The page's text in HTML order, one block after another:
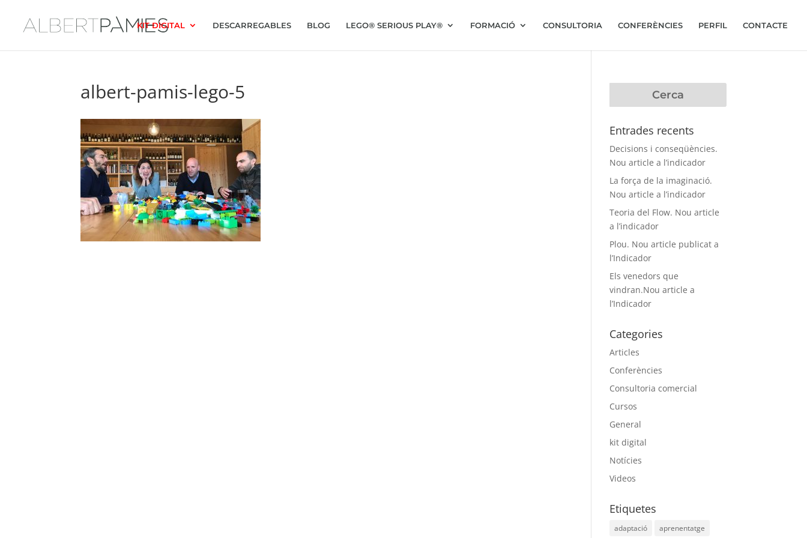
KIT DIGITAL DESCARREGABLES BLOG LEGO® SERIOUS PLAY® FORMACIÓ CONSULTORIA CONFERÈNCIES PERFIL CONTACTE
albert-pamis-lego-5
Entrades recents
Decisions i conseqüències.
Nou article a l’indicador
La força de la imaginació.
Nou article a l’indicador
Teoria del Flow. Nou article
a l’indicador
Plou. Nou article publicat a
l’Indicador
Els venedors que
vindran.Nou article a
l’Indicador
Categories
Articles
Conferències
Consultoria comercial
Cursos
General
kit digital
Notícies
Videos
Etiquetes
adaptació aprenentatge